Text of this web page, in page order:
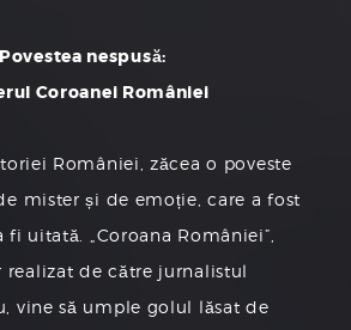
Povestea nespusă:
Coroanei României
României, zăcea o poveste
mister și de emoție, care a fost
uitată. „Coroana României”,
realizat de către jurnalistul
vine să umple golul lăsat de